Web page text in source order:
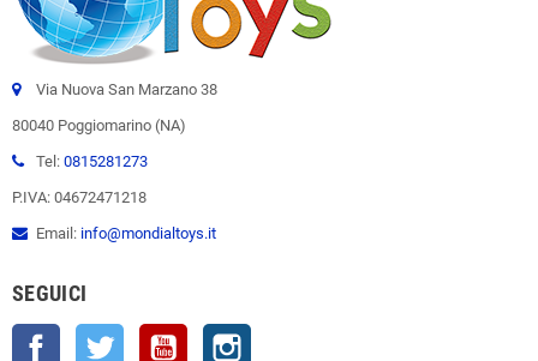
Via Nuova San Marzano 38
80040 Poggiomarino (NA)
Tel: 0815281273
P.IVA: 04672471218
Email: info@mondialtoys.it
SEGUICI
Facebook Twitter YouTube